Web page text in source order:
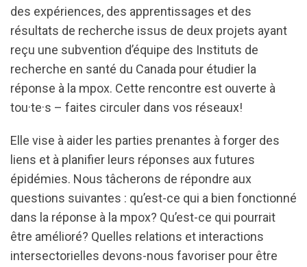
des expériences, des apprentissages et des
résultats de recherche issus de deux projets ayant
reçu une subvention d’équipe des Instituts de
recherche en santé du Canada pour étudier la
réponse à la mpox. Cette rencontre est ouverte à
tou·te·s – faites circuler dans vos réseaux!
Elle vise à aider les parties prenantes à forger des
liens et à planifier leurs réponses aux futures
épidémies. Nous tâcherons de répondre aux
questions suivantes : qu’est-ce qui a bien fonctionné
dans la réponse à la mpox? Qu’est-ce qui pourrait
être amélioré? Quelles relations et interactions
intersectorielles devons-nous favoriser pour être